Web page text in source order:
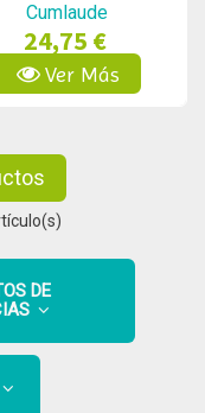
Cumlaude
24,75 €
Ver Más
DE